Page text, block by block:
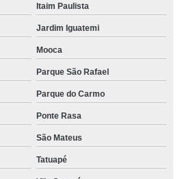
Itaim Paulista
Jardim Iguatemi
Mooca
Parque São Rafael
Parque do Carmo
Ponte Rasa
São Mateus
Tatuapé